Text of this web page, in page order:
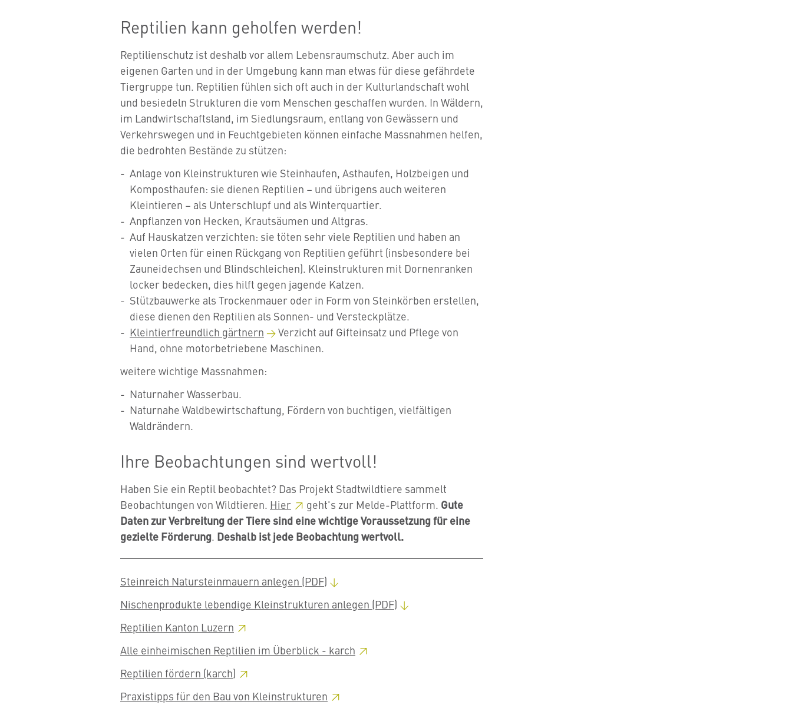
Reptilien kann geholfen werden!
Reptilienschutz ist deshalb vor allem Lebensraumschutz. Aber auch im
eigenen Garten und in der Umgebung kann man etwas für diese gefährdete
Tiergruppe tun. Reptilien fühlen sich oft auch in der Kulturlandschaft wohl
und besiedeln Strukturen die vom Menschen geschaffen wurden. In Wäldern,
im Landwirtschaftsland, im Siedlungsraum, entlang von Gewässern und
Verkehrswegen und in Feuchtgebieten können einfache Massnahmen helfen,
die bedrohten Bestände zu stützen:
Anlage von Kleinstrukturen wie Steinhaufen, Asthaufen, Holzbeigen und
Komposthaufen: sie dienen Reptilien – und übrigens auch weiteren
Kleintieren – als Unterschlupf und als Winterquartier.
Anpflanzen von Hecken, Krautsäumen und Altgras.
Auf Hauskatzen verzichten: sie töten sehr viele Reptilien und haben an
vielen Orten für einen Rückgang von Reptilien geführt (insbesondere bei
Zauneidechsen und Blindschleichen). Kleinstrukturen mit Dornenranken
locker bedecken, dies hilft gegen jagende Katzen.
Stützbauwerke als Trockenmauer oder in Form von Steinkörben erstellen,
diese dienen den Reptilien als Sonnen- und Versteckplätze.
Kleintierfreundlich gärtnern
Verzicht auf Gifteinsatz und Pflege von
Hand, ohne motorbetriebene Maschinen.
weitere wichtige Massnahmen:
Naturnaher Wasserbau.
Naturnahe Waldbewirtschaftung, Fördern von buchtigen, vielfältigen
Waldrändern.
Ihre Beobachtungen sind wertvoll!
Haben Sie ein Reptil beobachtet? Das Projekt Stadtwildtiere sammelt
Beobachtungen von Wildtieren. Hier geht's zur Melde-Plattform. Gute
Daten zur Verbreitung der Tiere sind eine wichtige Voraussetzung für eine
gezielte Förderung. Deshalb ist jede Beobachtung wertvoll.
Steinreich Natursteinmauern anlegen (PDF)
Nischenprodukte lebendige Kleinstrukturen anlegen (PDF)
Reptilien Kanton Luzern
Alle einheimischen Reptilien im Überblick - karch
Reptilien fördern (karch)
Praxistipps für den Bau von Kleinstrukturen